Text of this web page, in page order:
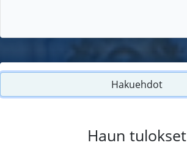
Hakuehdot
Haun tulokset